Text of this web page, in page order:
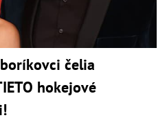
čelia
hokejové